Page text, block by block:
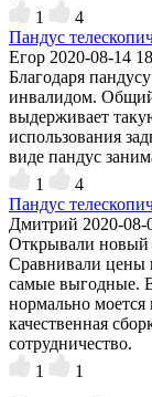
1
4
Пандус
Егор 2020-08-14
Благодаря
инвалидом. Общий
выдерживает
использования
виде пандус
1
4
Пандус
Дмитрий 2020-08-
Открывали новый
Сравнивали цены
самые выгодные.
нормально моется
качественная
сотрудничество.
1
1